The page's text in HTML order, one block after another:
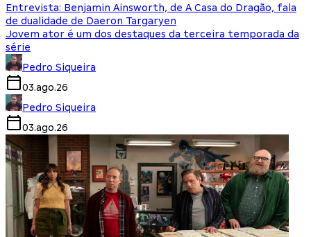
Entrevista: Benjamin Ainsworth, de A Casa do Dragão, fala
de dualidade de Daeron Targaryen
Jovem ator é um dos destaques da terceira temporada da
série
Pedro Siqueira
03.ago.26
Pedro Siqueira
03.ago.26